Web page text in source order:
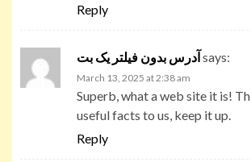
Reply
آدرس بدون فیلتر یک بتsays:
March 13, 2025 at 2:38 am
Superb, what a web site it is!
useful facts to us, keep it up.
Reply